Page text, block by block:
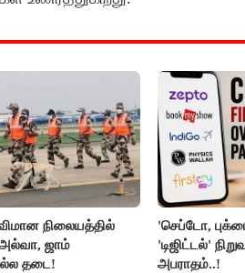
நிலையத்தில்
ஜாம்
தடை!
'செப்டோ,
'டிஜிட்டல்'
அபராதம்..!